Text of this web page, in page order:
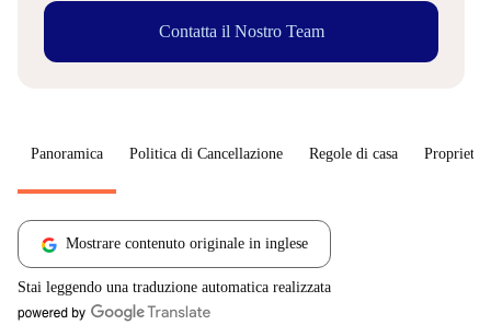
Contatta il Nostro Team
Panoramica Politica di Cancellazione Regole di casa
Mostrare contenuto originale in inglese
Stai leggendo una traduzione automatica realizzata